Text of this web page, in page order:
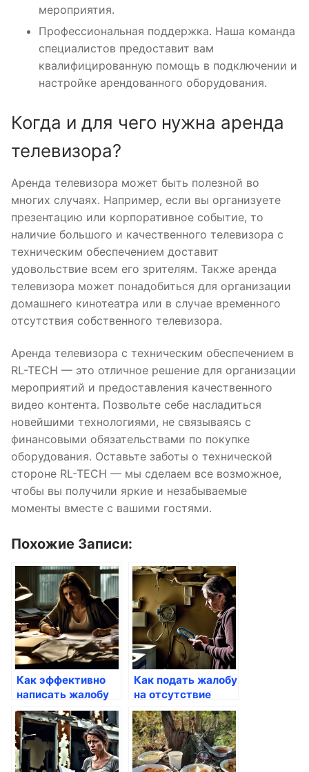
мероприятия.
Профессиональная поддержка. Наша команда
специалистов предоставит вам
квалифицированную помощь в подключении и
настройке арендованного оборудования.
Когда и для чего нужна аренда
телевизора?
Аренда телевизора может быть полезной во
многих случаях. Например, если вы организуете
презентацию или корпоративное событие, то
наличие большого и качественного телевизора с
техническим обеспечением доставит
удовольствие всем его зрителям. Также аренда
телевизора может понадобиться для организации
домашнего кинотеатра или в случае временного
отсутствия собственного телевизора.
Аренда телевизора с техническим обеспечением в
RL-TECH — это отличное решение для организации
мероприятий и предоставления качественного
видео контента. Позвольте себе насладиться
новейшими технологиями, не связываясь с
финансовыми обязательствами по покупке
оборудования. Оставьте заботы о технической
стороне RL-TECH — мы сделаем все возможное,
чтобы вы получили яркие и незабываемые
моменты вместе с вашими гостями.
Похожие Записи:
Как эффективно
написать жалобу
на отсутствие
ЖКУ
Как подать жалобу
на отсутствие
оборудования для
ЖКХ